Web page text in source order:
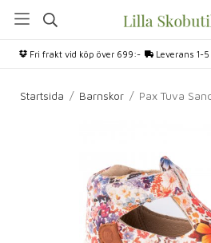
Fri frakt vid köp över 699:- Leverans 1-
Startsida / Barnskor / Pax Tuva